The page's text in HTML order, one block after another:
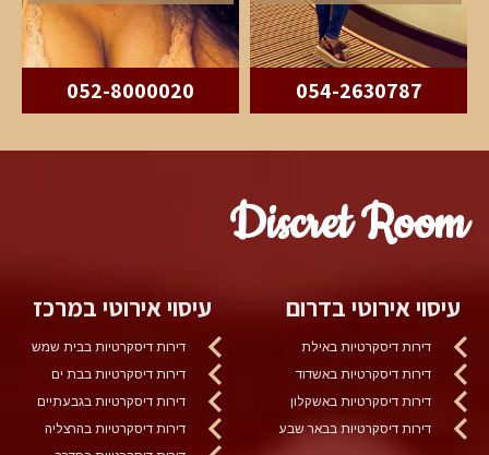
054-2630787
052-8000020
Discret Room
עיסוי אירוטי בדרום
דירות דיסקרטיות באילת
דירות דיסקרטיות באשדוד
דירות דיסקרטיות באשקלון
דירות דיסקרטיות בבאר שבע
עיסוי אירוטי במרכז
דירות דיסקרטיות בבית שמש
דירות דיסקרטיות בבת ים
דירות דיסקרטיות בגבעתיים
דירות דיסקרטיות בהרצליה